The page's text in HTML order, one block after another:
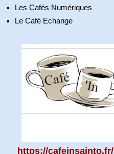
Les Cafés Numériques
Le Café Echange
https://cafeinsainto.fr/